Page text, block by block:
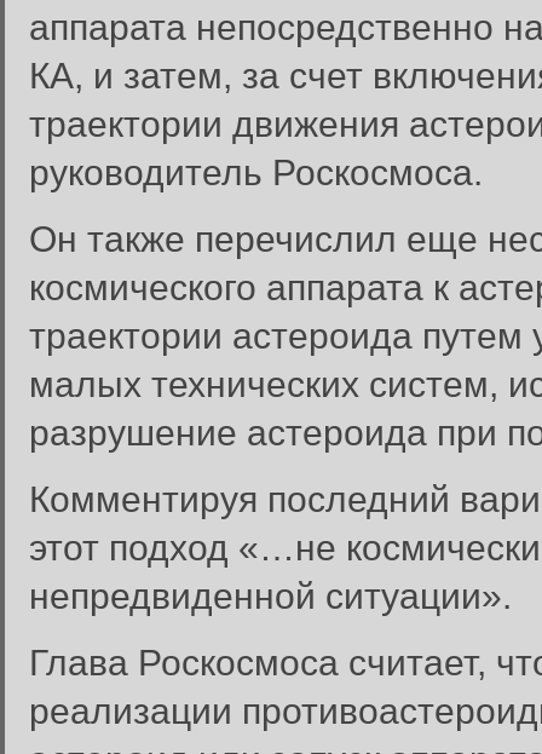
аппарата непосредственно
КА, и затем, за счет
траектории движения
руководитель Роскосмоса.
Он также перечислил еще
космического аппарата к
траектории астероида путем
малых технических систем,
разрушение астероида при
Комментируя последний
этот подход «…не
непредвиденной ситуации».
Глава Роскосмоса считает,
реализации